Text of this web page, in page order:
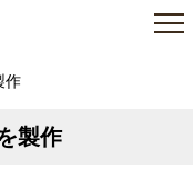
作
製作